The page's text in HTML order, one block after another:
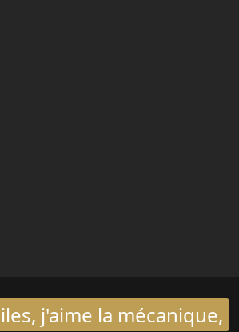
j'aime la mécanique,